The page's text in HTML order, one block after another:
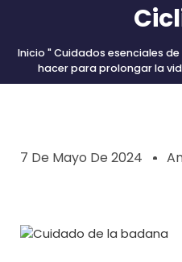
Inicio "Cuidados esenciales
hacer para prolongar la
7 De Mayo De 2024